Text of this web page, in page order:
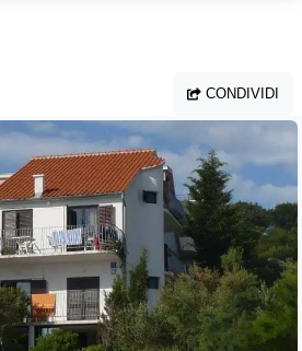
CONDIVIDI